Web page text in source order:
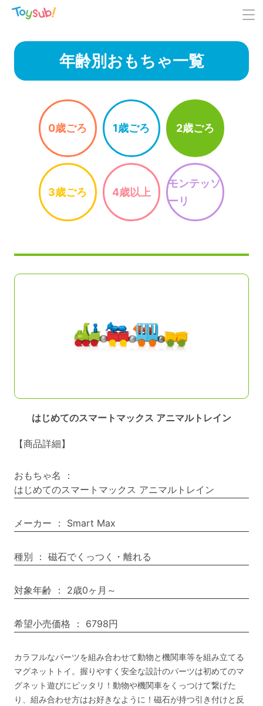
年齢別おもちゃ一覧
0歳ごろ 1歳ごろ 2歳ごろ
3歳ごろ 4歳以上
モンテッソ
ーリ
はじめてのスマートマックス アニマルトレイン
【商品詳細】
おもちゃ名 ：
はじめてのスマートマックス アニマルトレイン
メーカー ： Smart Max
種別 ： 磁石でくっつく・離れる
対象年齢 ： 2歳0ヶ月～
希望小売価格 ： 6798円
カラフルなパーツを組み合わせて動物と機関車等を組み立てる
マグネットトイ。握りやすく安全な設計のパーツは初めてのマ
グネット遊びにピッタリ！動物や機関車をくっつけて繋げた
り、組み合わせ方はお好きなように！磁石が持つ引き付けと反